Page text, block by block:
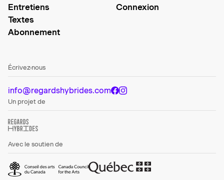
Entretiens
Textes
Abonnement
Connexion
Écrivez-nous
info@regardshybrides.com
Un projet de
Avec le soutien de